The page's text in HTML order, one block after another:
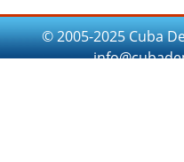
© 2005-2025 Cuba